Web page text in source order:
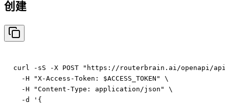
创建
curl -sS -X POST "https://routerbrain.ai/openapi/
  -H "X-Access-Token: $ACCESS_TOKEN" \
  -H "Content-Type: application/json" \
  -d '{